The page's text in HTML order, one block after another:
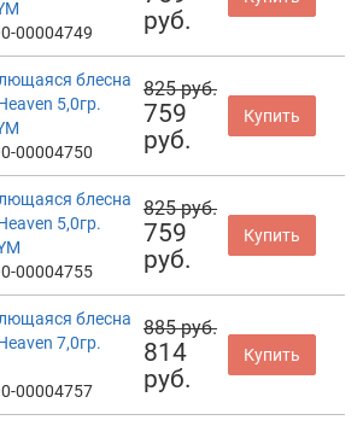
00004749
руб.
блесна
5,0гр.
00004750
825 руб.
759
руб.
Купить
блесна
5,0гр.
00004755
825 руб.
759
руб.
Купить
блесна
7,0гр.
00004757
885 руб.
814
руб.
Купить